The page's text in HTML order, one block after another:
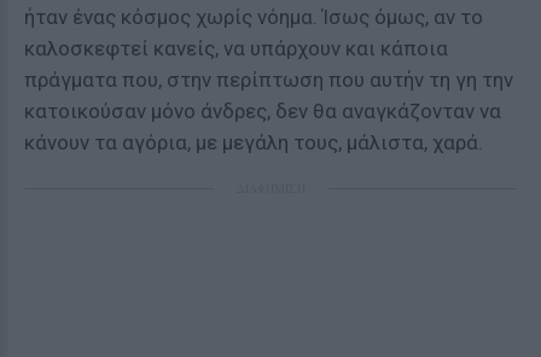
ήταν ένας κόσμος χωρίς νόημα. Ίσως όμως, αν το
καλοσκεφτεί κανείς, να υπάρχουν και κάποια
πράγματα που, στην περίπτωση που αυτήν τη γη την
κατοικούσαν μόνο άνδρες, δεν θα αναγκάζονταν να
κάνουν τα αγόρια, με μεγάλη τους, μάλιστα, χαρά.